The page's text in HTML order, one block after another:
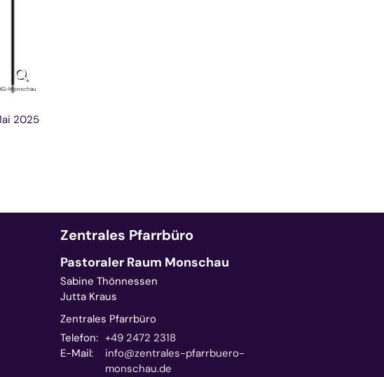
Monschau
2025
Zentrales Pfarrbüro
Pastoraler Raum Monschau
Sabine Thönnessen
Jutta Kraus
Zentrales Pfarrbüro
Telefon: +49 2472 2318
E-Mail:
info@zentrales-pfarrbuero-
monschau.de